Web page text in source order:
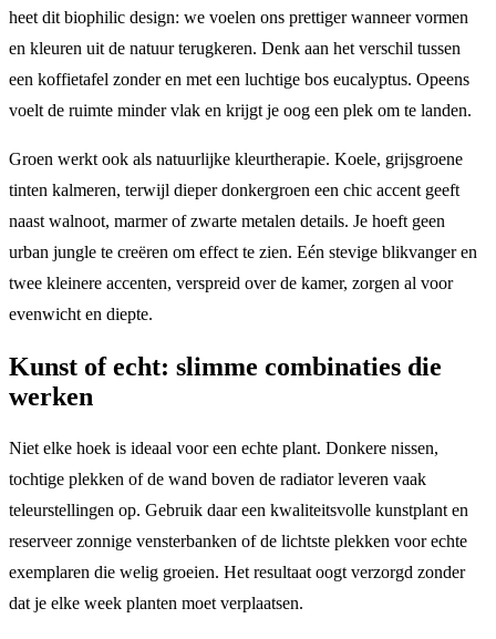
heet dit biophilic design: we voelen ons prettiger wanneer vormen
en kleuren uit de natuur terugkeren. Denk aan het verschil tussen
een koffietafel zonder en met een luchtige bos eucalyptus. Opeens
voelt de ruimte minder vlak en krijgt je oog een plek om te landen.
Groen werkt ook als natuurlijke kleurtherapie. Koele, grijsgroene
tinten kalmeren, terwijl dieper donkergroen een chic accent geeft
naast walnoot, marmer of zwarte metalen details. Je hoeft geen
urban jungle te creëren om effect te zien. Eén stevige blikvanger en
twee kleinere accenten, verspreid over de kamer, zorgen al voor
evenwicht en diepte.
Kunst of echt: slimme combinaties die
werken
Niet elke hoek is ideaal voor een echte plant. Donkere nissen,
tochtige plekken of de wand boven de radiator leveren vaak
teleurstellingen op. Gebruik daar een kwaliteitsvolle kunstplant en
reserveer zonnige vensterbanken of de lichtste plekken voor echte
exemplaren die welig groeien. Het resultaat oogt verzorgd zonder
dat je elke week planten moet verplaatsen.